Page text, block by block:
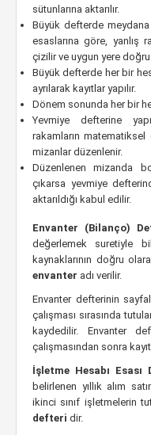
sütunlarına aktarılır.
Büyük defterde
esaslarına göre,
çizilir ve uygun yere doğru
Büyük defterde her bir
ayrılarak kayıtlar yapılır.
Dönem sonunda her bir
Yevmiye defterine
rakamların
mizanlar düzenlenir.
Düzenlenen mizanda
çıkarsa yevmiye
aktarıldığı kabul edilir.
Envanter (Bilanço)
değerlemek suretiyle
kaynaklarının doğru
envanter adı verilir.
Envanter defterinin
çalışması sırasında
kaydedilir. Envanter
çalışmasından sonra
İşletme Hesabı Esası
belirlenen yıllık alım
ikinci sınıf işletmelerin
defteri dir.